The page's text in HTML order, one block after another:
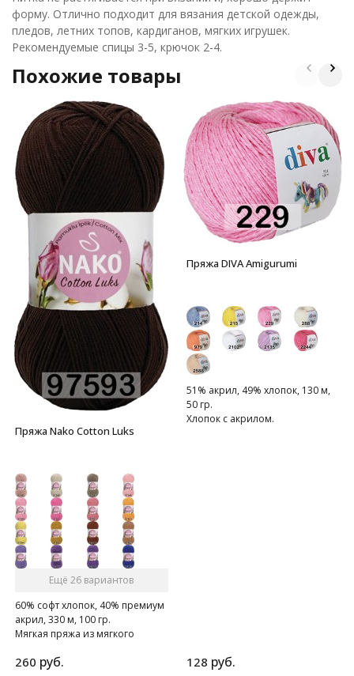
форму. Отлично подходит для вязания детской одежды,
пледов, летних топов, кардиганов, мягких игрушек.
Рекомендуемые спицы 3-5, крючок 2-4.
Похожие товары
Пряжа Nako Cotton Luks
Ещё 26 вариантов
60% софт хлопок, 40% премиум
акрил, 330 м, 100 гр.
Мягкая пряжа из мягкого
акрилом
260 руб.
Пряжа DIVA Amigurumi
51% акрил, 49% хлопок, 130 м,
50 гр.
Хлопок с акрилом.
128 руб.